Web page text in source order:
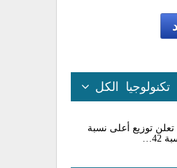
الكل تكنولوجيا
توزيع أعلى نسبة